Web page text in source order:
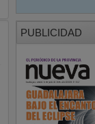
PUBLICIDAD